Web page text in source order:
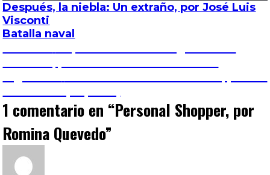
Después, la niebla: Un extraño, por José Luis
Visconti
Batalla naval
Navegación
de
entradas
1 comentario en “Personal Shopper, por
Romina Quevedo”